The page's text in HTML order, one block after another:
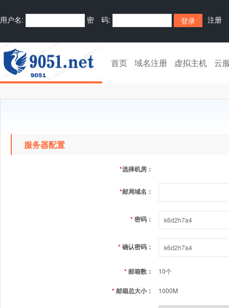
用户名: 密 码: 注册
首页 域名注册 虚拟主机 云
服务器配置
*选择机房：
*邮局域名：
*密码：
*确认密码：
*邮箱数： 10个
*邮箱总大小： 1000M